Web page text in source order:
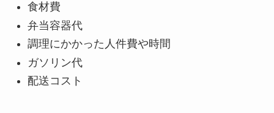
食材費
弁当容器代
調理にかかった人件費や時間
ガソリン代
配送コスト